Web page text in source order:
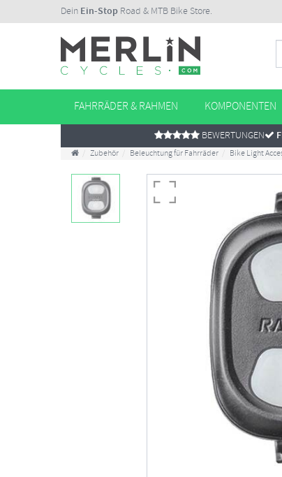
Dein Ein-Stop Road & MTB Bike Store.
FAHRRÄDER & RAHMEN KOMPONENTEN
BEWERTUNGEN
Zubehör Beleuchtung für Fahrräder Bike Light